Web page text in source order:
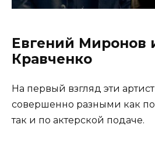
Евгений Миронов
Кравченко
На первый взгляд эти
совершенно разными как по
так и по актерской подаче.